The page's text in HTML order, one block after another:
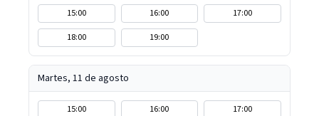
15:00 16:00
17:00
18:00
19:00
Martes, 11 de agosto
15:00 16:00
17:00